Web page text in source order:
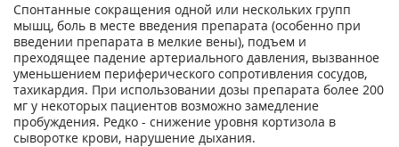
Спонтанные сокращения одной или нескольких групп
мышц, боль в месте введения препарата (особенно при
введении препарата в мелкие вены), подъем и
преходящее падение артериального давления, вызванное
уменьшением периферического сопротивления сосудов,
тахикардия. При использовании дозы препарата более 200
мг у некоторых пациентов возможно замедление
пробуждения. Редко - снижение уровня кортизола в
сыворотке крови, нарушение дыхания.